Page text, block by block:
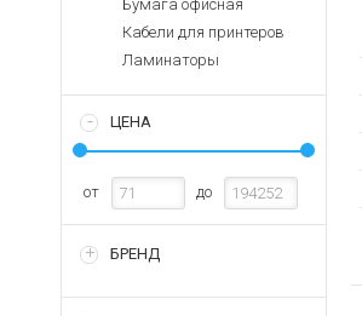
Бумага офисная
Кабели для принтеров
Ламинаторы
ЦЕНА
от до
БРЕНД